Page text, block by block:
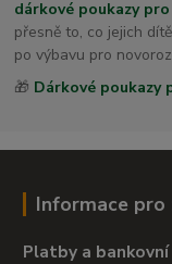
dárkové poukazy
přesně to, co jejich
po výbavu pro
🎁 Dárkové poukazy
Informace pro
Platby a